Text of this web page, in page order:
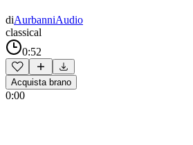
diAurbanniAudio
classical
0:52
Acquista brano
0:00